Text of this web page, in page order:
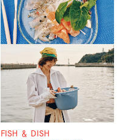
FISH ＆ DISH